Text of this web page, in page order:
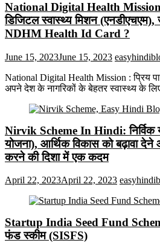
National Digital Health Mission
डिजिटल स्वास्थ्य मिशन
NDHM Health Id Card ?
June 15, 2023June 15, 2023
National Digital Health Mission : प्रिय
अपने देश के नागरिकों के बेहतर स्वास्थ्य के
Nirvik Scheme In Hindi: निर्विक
योजना), आर्थिक विकास को बढ़ावा देने
करने की दिशा में एक कदम
April 22, 2023April 22, 2023
Startup India Seed Fund
फंड स्कीम (SISFS)